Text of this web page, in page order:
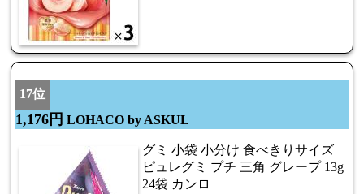
17位
1,176円 LOHACO by ASKUL
グミ 小袋 小分け 食べきりサイズ
ピュレグミ プチ 三角 グレープ 13g
24袋 カンロ